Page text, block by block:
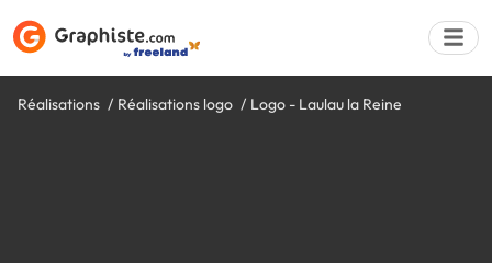
Réalisations Réalisations logo Logo - Laulau la Reine